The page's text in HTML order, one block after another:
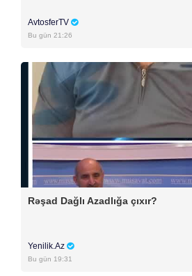
AvtosferTV
Bu gün 21:26
Rəşad Dağlı Azadlığa çıxır?
Yenilik.Az
Bu gün 19:31